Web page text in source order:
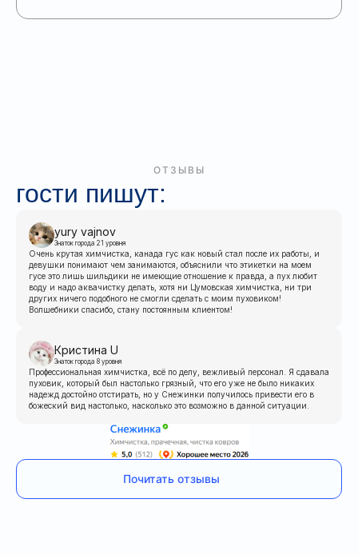
ОТЗЫВЫ
гости пишут:
yury vajnov
Знаток города 21 уровня
Очень крутая химчистка, канада гус как новый стал после их работы, и
девушки понимают чем занимаются, объяснили что этикетки на моем
гусе это лишь шильдики не имеющие отношение к правда, а пух любит
воду и надо аквачистку делать, хотя ни Цумовская химчистка, ни три
других ничего подобного не смогли сделать с моим пуховиком!
Волшебники спасибо, стану постоянным клиентом!
Кристина U
Знаток города 8 уровня
Профессиональная химчистка, всё по делу, вежливый персонал. Я сдавала
пуховик, который был настолько грязный, что его уже не было никаких
надежд достойно отстирать, но у Снежинки получилось привести его в
божеский вид настолько, насколько это возможно в данной ситуации.
Почитать отзывы